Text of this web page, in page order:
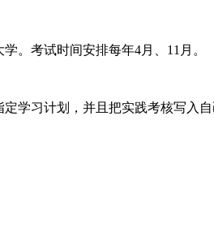
。考试时间安排每年4月、 11 月。
学习计划，并且把实践考核写入